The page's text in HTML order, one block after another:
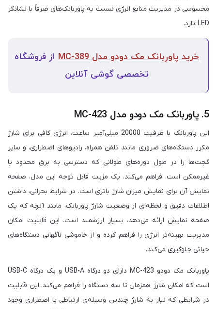
محسوسی در مدیریت منابع انرژی نسبت به پاوربانک‌های صرفاً با نشانگر
LED دارد.
خرید پاوربانک مک دودو مدل MC-389
از فروشگاه
تخصصی گوشی آنلاین
5. پاوربانک مک دودو مدل MC-423
این پاوربانک با ظرفیت 20000 میلی‌آمپر ساعت، انرژی کافی برای شارژ
مکرر دستگاه‌های ضروری مانند تلفن همراه، رادیوهای اضطراری، و سایر
گجت‌ها را در طول دوره‌های طولانی که دسترسی به برق محدود یا
غیرممکن است، فراهم می‌کند. یک مزیت قابل توجه این مدل، صفحه
نمایش آن برای نمایش میزان شارژ باتری است. در شرایط بحرانی، داشتن
اطلاعات دقیق و لحظه‌ای از وضعیت شارژ پاوربانک، مانند آنچه که یک
صفحه نمایش ارائه می‌دهد، بسیار ارزشمند است. این قابلیت امکان
مدیریت بهینه‌تر انرژی را فراهم کرده و از خاموشی ناگهانی دستگاه‌های
حیاتی جلوگیری می‌کند.
پاوربانک مک دودو MC-423 دارای دو درگاه USB-A و یک درگاه USB-C
است که امکان شارژ همزمان تا سه دستگاه را فراهم می‌کند. این قابلیت
در شرایطی که نیاز به شارژ چندین وسیله‌ی ارتباطی یا اضطراری وجود